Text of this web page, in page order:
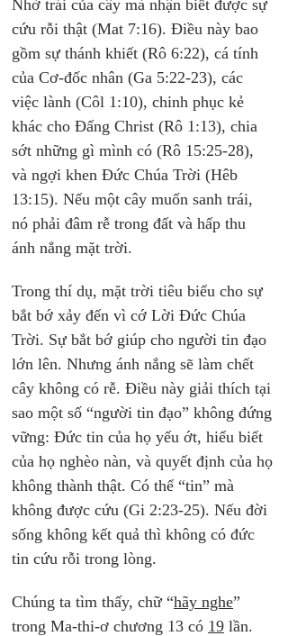
Nhờ trái của cây mà nhận biết được sự
cứu rỗi thật (Mat 7:16). Điều này bao
gồm sự thánh khiết (Rô 6:22), cá tính
của Cơ-đốc nhân (Ga 5:22-23), các
việc lành (Côl 1:10), chinh phục kẻ
khác cho Đấng Christ (Rô 1:13), chia
sớt những gì mình có (Rô 15:25-28),
và ngợi khen Đức Chúa Trời (Hêb
13:15). Nếu một cây muốn sanh trái,
nó phải đâm rễ trong đất và hấp thu
ánh nắng mặt trời.
Trong thí dụ, mặt trời tiêu biểu cho sự
bắt bớ xảy đến vì cớ Lời Đức Chúa
Trời. Sự bắt bớ giúp cho người tin đạo
lớn lên. Nhưng ánh nắng sẽ làm chết
cây không có rễ. Điều này giải thích tại
sao một số “người tin đạo” không đứng
vững: Đức tin của họ yếu ớt, hiểu biết
của họ nghèo nàn, và quyết định của họ
không thành thật. Có thể “tin” mà
không được cứu (Gi 2:23-25). Nếu đời
sống không kết quả thì không có đức
tin cứu rỗi trong lòng.
Chúng ta tìm thấy, chữ “hãy nghe”
trong Ma-thi-ơ chương 13 có 19 lần.